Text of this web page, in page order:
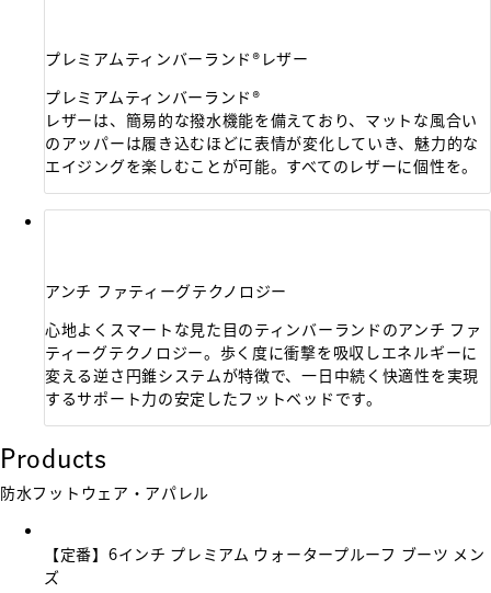
プレミアムティンバーランド®レザー
プレミアムティンバーランド®
レザーは、簡易的な撥水機能を備えており、マットな風合い
のアッパーは履き込むほどに表情が変化していき、魅力的な
エイジングを楽しむことが可能。すべてのレザーに個性を。
アンチ ファティーグテクノロジー
心地よくスマートな見た目のティンバーランドのアンチ ファ
ティーグテクノロジー。歩く度に衝撃を吸収しエネルギーに
変える逆さ円錐システムが特徴で、一日中続く快適性を実現
するサポート力の安定したフットベッドです。
Products
防水フットウェア・アパレル
【定番】6インチ プレミアム ウォータープルーフ ブーツ メン
ズ